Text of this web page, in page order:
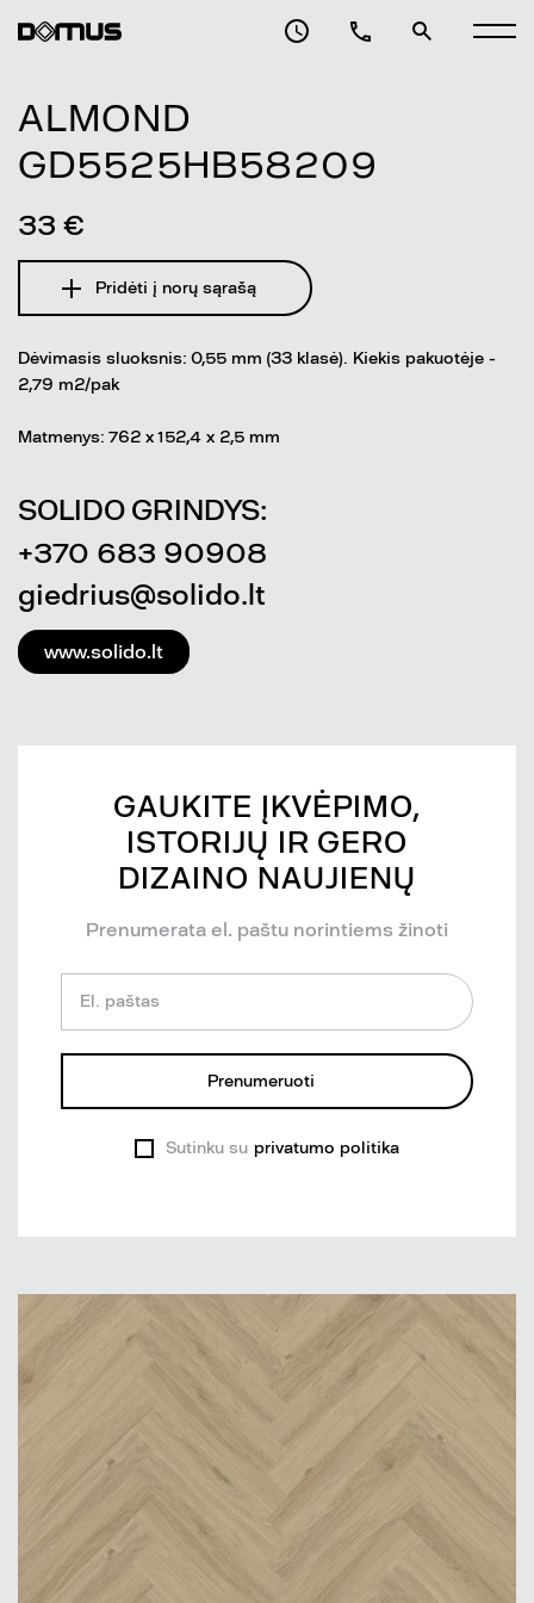
ALMOND
GD5525HB58209
33 €
Pridėti į norų sąrašą
Dėvimasis sluoksnis: 0,55 mm (33 klasė). Kiekis pakuotėje -
2,79 m2/pak
Matmenys: 762 x 152,4 x 2,5 mm
SOLIDO GRINDYS:
+370 683 90908
giedrius@solido.lt
www.solido.lt
GAUKITE ĮKVĖPIMO,
ISTORIJŲ IR GERO
DIZAINO NAUJIENŲ
Prenumerata el. paštu norintiems žinoti
El. paštas
Prenumeruoti
Sutinku su privatumo politika